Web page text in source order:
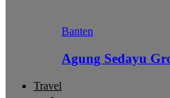
Banten
Agung Sedayu
Travel